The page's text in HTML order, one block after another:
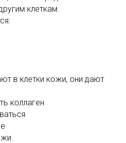
клеткам.
в клетки кожи, они дают
коллаген